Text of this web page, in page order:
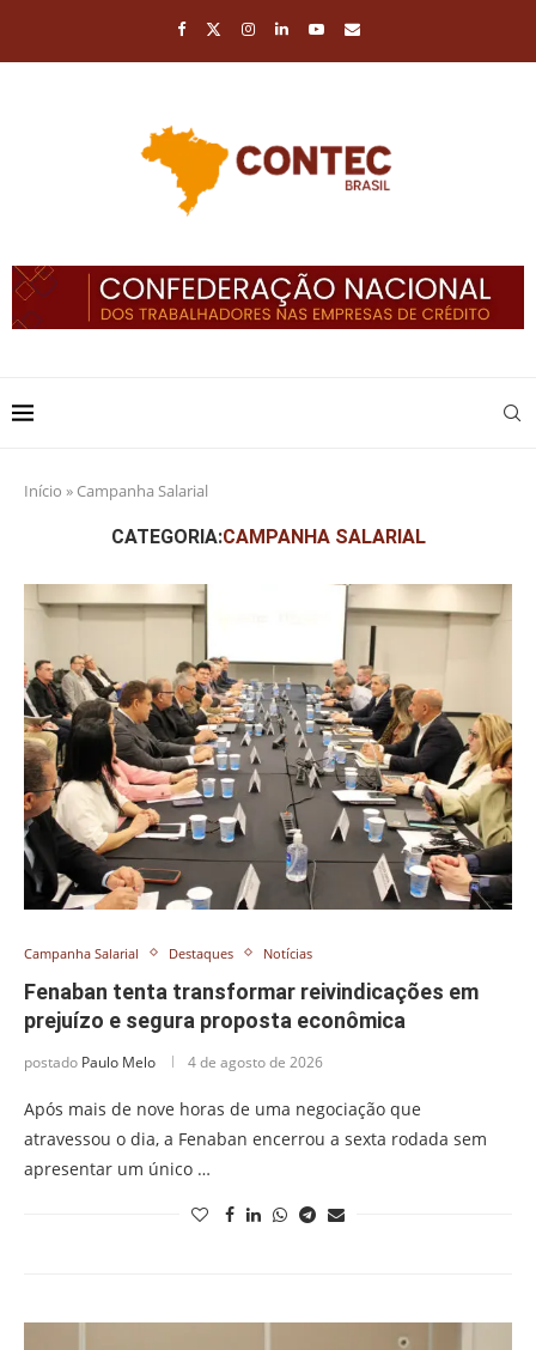
Início » Campanha Salarial
CATEGORIA:CAMPANHA SALARIAL
Campanha Salarial Destaques Notícias
Fenaban tenta transformar reivindicações em
prejuízo e segura proposta econômica
postado Paulo Melo 4 de agosto de 2026
Após mais de nove horas de uma negociação que
atravessou o dia, a Fenaban encerrou a sexta rodada sem
apresentar um único …